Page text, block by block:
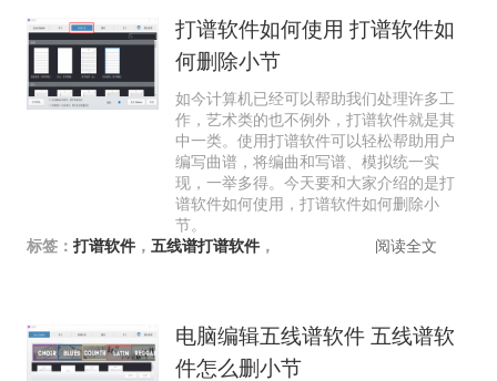
打谱软件如何使用 打谱软件如
何删除小节
如今计算机已经可以帮助我们处理许多工
作，艺术类的也不例外，打谱软件就是其
中一类。使用打谱软件可以轻松帮助用户
编写曲谱，将编曲和写谱、模拟统一实
现，一举多得。今天要和大家介绍的是打
谱软件如何使用，打谱软件如何删除小
节。
标签： 打谱软件， 五线谱打谱软件， 阅读全文
电脑编辑五线谱软件 五线谱软
件怎么删小节